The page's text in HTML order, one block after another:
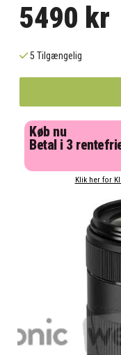
5490 kr
5 Tilgængelig
Køb nu
Betal i 3
Klik her for